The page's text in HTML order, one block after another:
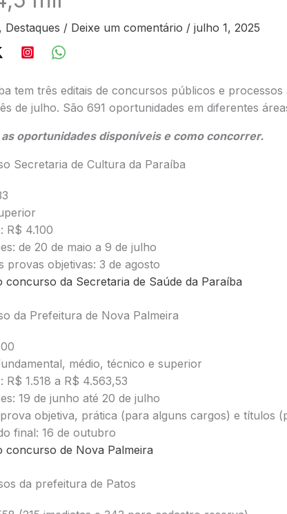
, Destaques / Deixe um comentário / julho 1, 2025
tem três editais de concursos públicos e
de julho. São 691 oportunidades em diferentes
oportunidades disponíveis e como concorrer.
Secretaria de Cultura da Paraíba
R$ 4.100
de 20 de maio a 9 de julho
provas objetivas: 3 de agosto
concurso da Secretaria de Saúde da Paraíba
da Prefeitura de Nova Palmeira
médio, técnico e superior
R$ 1.518 a R$ 4.563,53
19 de junho até 20 de julho
objetiva, prática (para alguns cargos) e títulos
final: 16 de outubro
concurso de Nova Palmeira
da prefeitura de Patos